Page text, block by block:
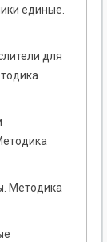
единые.
для
Методика